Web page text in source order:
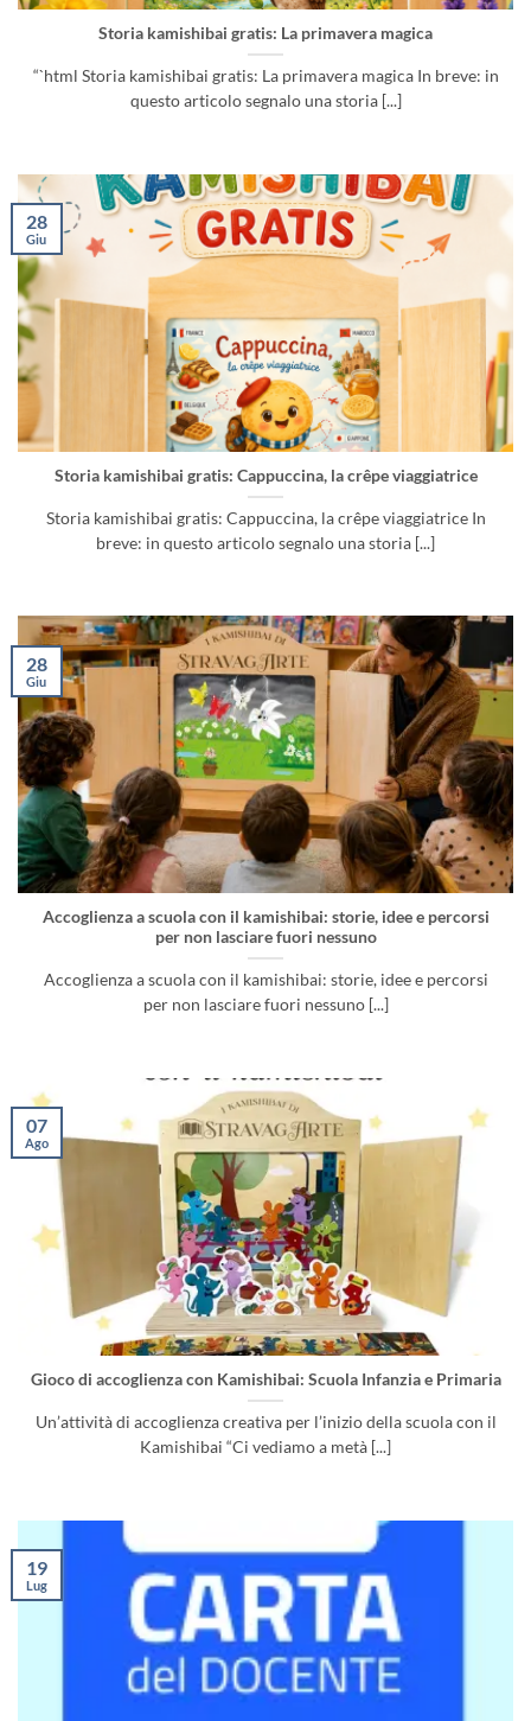
Storia kamishibai gratis: La primavera magica
“`html Storia kamishibai gratis: La primavera magica In breve: in
questo articolo segnalo una storia [...]
Storia kamishibai gratis: Cappuccina, la crêpe viaggiatrice
Storia kamishibai gratis: Cappuccina, la crêpe viaggiatrice In
breve: in questo articolo segnalo una storia [...]
28
Giu
Accoglienza a scuola con il kamishibai: storie, idee e percorsi
per non lasciare fuori nessuno
Accoglienza a scuola con il kamishibai: storie, idee e percorsi
per non lasciare fuori nessuno [...]
28
Giu
Gioco di accoglienza con Kamishibai: Scuola Infanzia e Primaria
Un’attività di accoglienza creativa per l’inizio della scuola con il
Kamishibai “Ci vediamo a metà [...]
07
Ago
19
Lug